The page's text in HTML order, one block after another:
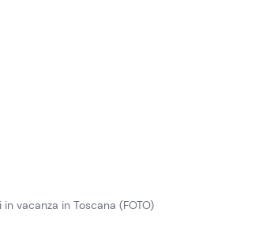
vacanza in Toscana (FOTO)